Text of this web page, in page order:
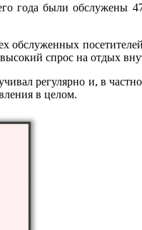
года были обслужены
обслуженных
спрос на отдых
регулярно и, в
в целом.